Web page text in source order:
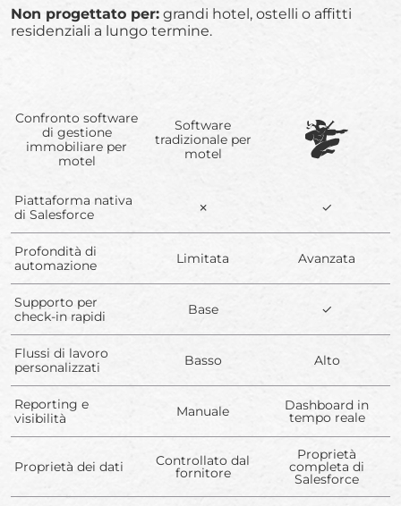
Non progettato per: grandi hotel, ostelli o affitti
residenziali a lungo termine.
Confronto software
di gestione
immobiliare per
motel
Software
tradizionale per
motel
Piattaforma nativa
di Salesforce
✗ ✓
Profondità di
automazione
Limitata Avanzata
Supporto per
check-in rapidi
Base ✓
Flussi di lavoro
personalizzati
Basso Alto
Reporting e
visibilità
Manuale Dashboard in
tempo reale
Proprietà dei dati Controllato dal
fornitore
Proprietà
completa di
Salesforce